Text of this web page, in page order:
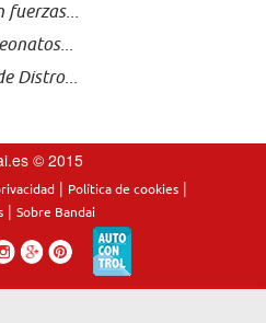
fuerzas...
Distro...
© 2015
| Política de cookies|
| Sobre Bandai